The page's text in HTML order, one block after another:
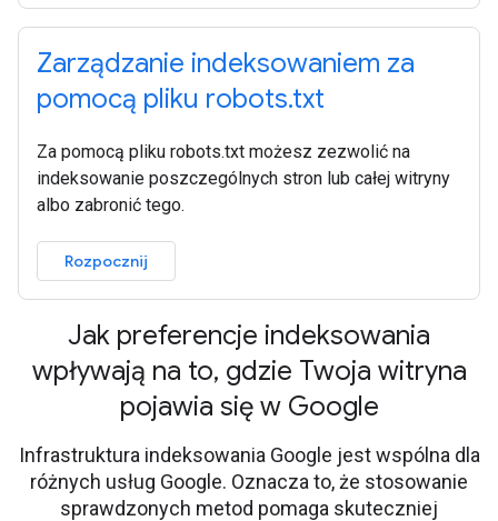
Zarządzanie indeksowaniem za
pomocą pliku robots.txt
Za pomocą pliku robots.txt możesz zezwolić na
indeksowanie poszczególnych stron lub całej witryny
albo zabronić tego.
Rozpocznij
Jak preferencje indeksowania
wpływają na to, gdzie Twoja witryna
pojawia się w Google
Infrastruktura indeksowania Google jest wspólna dla
różnych usług Google. Oznacza to, że stosowanie
sprawdzonych metod pomaga skuteczniej